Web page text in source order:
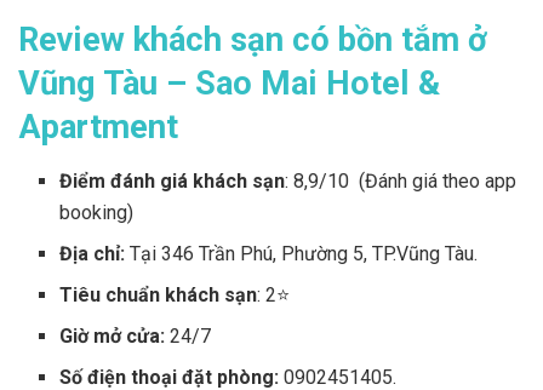
Review khách sạn có bồn tắm ở
Vũng Tàu – Sao Mai Hotel &
Apartment
Điểm đánh giá khách sạn: 8,9/10 (Đánh giá theo app
booking)
Địa chỉ: Tại 346 Trần Phú, Phường 5, TP.Vũng Tàu.
Tiêu chuẩn khách sạn: 2⭐
Giờ mở cửa: 24/7
Số điện thoại đặt phòng: 0902451405.